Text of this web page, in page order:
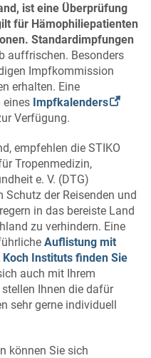
ist eine Überprüfung
für Hämophiliepatienten
Standardimpfungen
auffrischen. Besonders
Impfkommission
erhalten. Eine
eines Impfkalenders
Verfügung.
empfehlen die STIKO
Tropenmedizin,
e. V. (DTG)
der Reisenden und
in das bereiste Land
zu verhindern. Eine
Auflistung mit
Instituts finden Sie
auch mit Ihrem
Ihnen die dafür
sehr gerne individuell
können Sie sich